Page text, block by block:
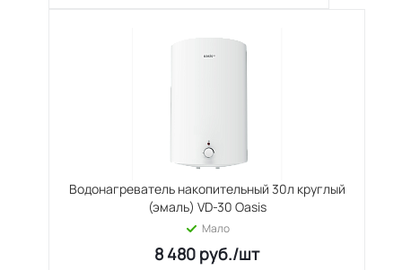
Водонагреватель накопительный 30л круглый
(эмаль) VD-30 Oasis
Мало
8 480 руб./шт